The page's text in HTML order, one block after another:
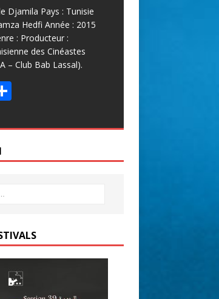
Djamila Pays : Tunisie
Hedfi Année : 2015
: Producteur :
des Cinéastes
– Club Bab Lassal).
P
ta
er